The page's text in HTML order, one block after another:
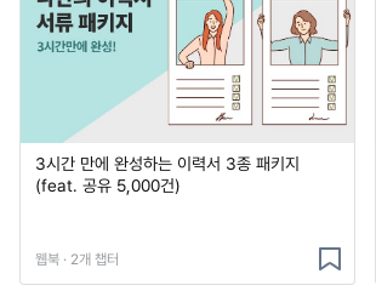
3시간 만에 완성하는 이력서 3종 패키지
(feat. 공유 5,000건)
웹북 · 2개 챕터